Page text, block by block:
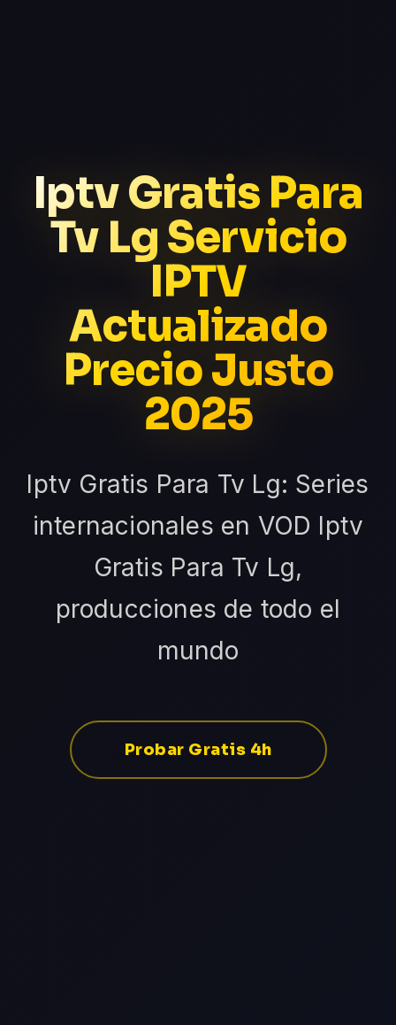
Iptv Gratis Para
Tv Lg Servicio
IPTV
Actualizado
Precio Justo
2025
Iptv Gratis Para Tv Lg: Series
internacionales en VOD Iptv
Gratis Para Tv Lg,
producciones de todo el
mundo
Probar Gratis 4h